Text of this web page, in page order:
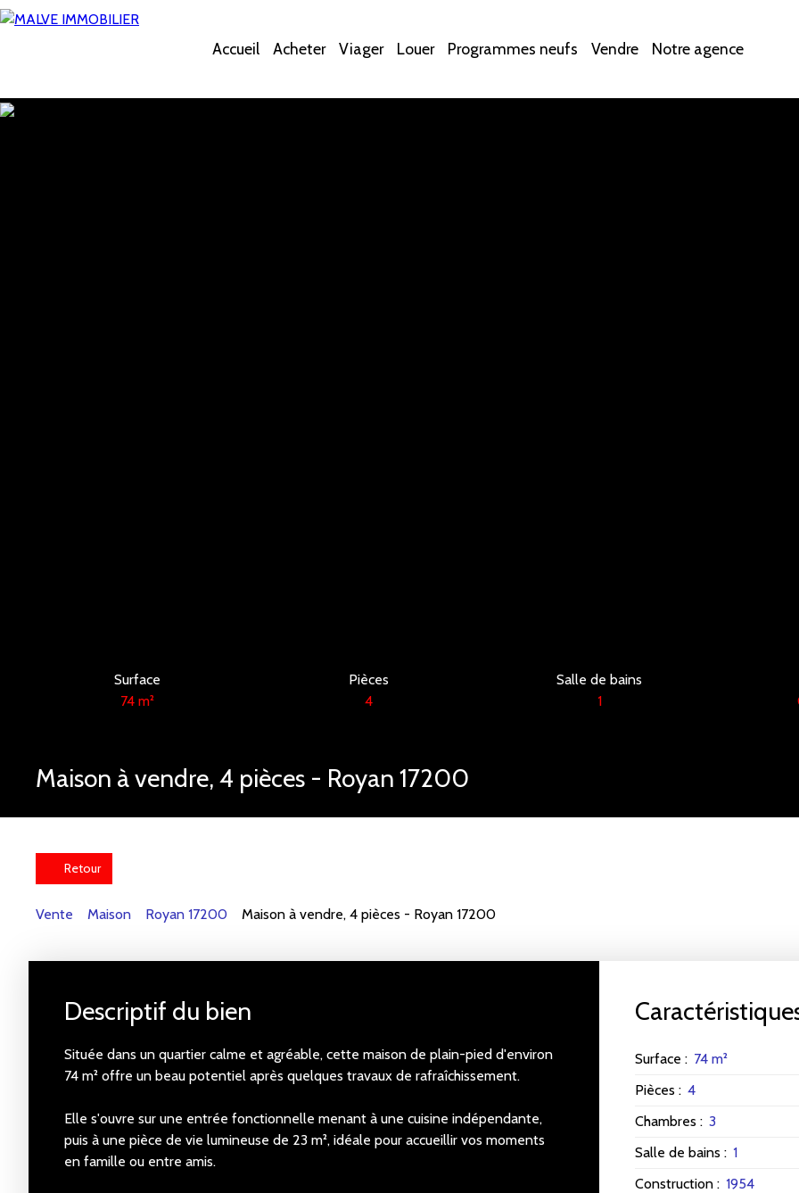
Accueil Acheter Viager Louer Programmes neufs Vendre Notre agence
Surface
74 m²
Pièces
4
Salle de bains
1
Maison à vendre, 4 pièces - Royan 17200
Retour
Vente Maison Royan 17200 Maison à vendre, 4 pièces - Royan 17200
Descriptif du bien
Située dans un quartier calme et agréable, cette maison de plain-pied d'environ
74 m² offre un beau potentiel après quelques travaux de rafraîchissement.
Elle s'ouvre sur une entrée fonctionnelle menant à une cuisine indépendante,
puis à une pièce de vie lumineuse de 23 m², idéale pour accueillir vos moments
en famille ou entre amis.
Surface : 74 m²
Pièces : 4
Chambres : 3
Salle de bains : 1
Construction : 1954